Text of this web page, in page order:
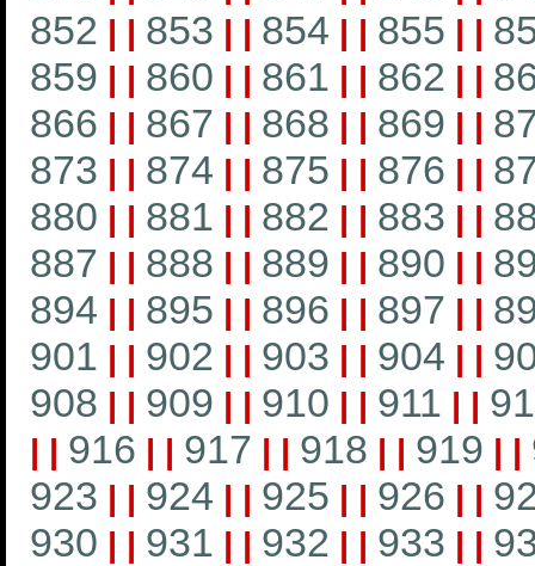
852 | | 853 | | 854 | | 855 | |
859 | | 860 | | 861 | | 862 | |
866 | | 867 | | 868 | | 869 | |
873 | | 874 | | 875 | | 876 | |
880 | | 881 | | 882 | | 883 | |
887 | | 888 | | 889 | | 890 | |
894 | | 895 | | 896 | | 897 | |
901 | | 902 | | 903 | | 904 | |
908 | | 909 | | 910 | | 911 | |
| | 916 | | 917 | | 918 | | 919 | |
923 | | 924 | | 925 | | 926 | |
930 | | 931 | | 932 | | 933 | |